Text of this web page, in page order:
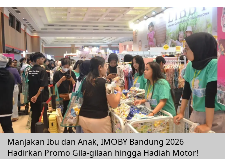
Manjakan Ibu dan Anak, IMOBY Bandung 2026
Hadirkan Promo Gila-gilaan hingga Hadiah Motor!